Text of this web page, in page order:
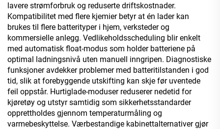
lavere strømforbruk og reduserte driftskostnader.
Kompatibilitet med flere kjemier betyr at én lader kan
brukes til flere batterityper i hjem, verksteder og
kommersielle anlegg. Vedlikeholdsscheduling blir enkelt
med automatisk float-modus som holder batteriene på
optimal ladningsnivå uten manuell inngripen. Diagnostiske
funksjoner avdekker problemer med batteritilstanden i god
tid, slik at forebyggende utskifting kan skje før uventede
feil oppstår. Hurtiglade-moduser reduserer nedetid for
kjøretøy og utstyr samtidig som sikkerhetsstandarder
opprettholdes gjennom temperaturmåling og
varmebeskyttelse. Værbestandige kabinettalternativer gjør